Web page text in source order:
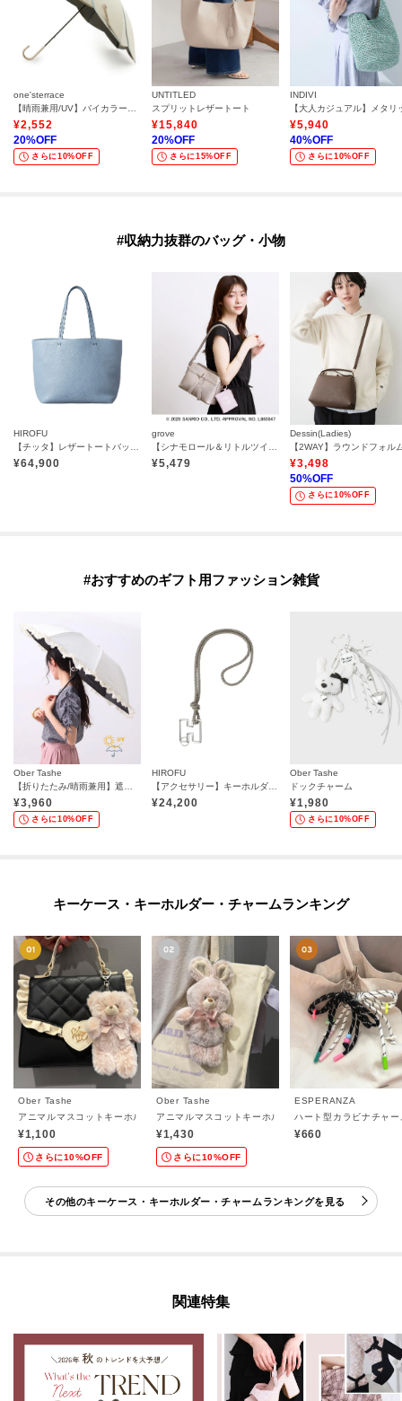
one'sterrace
¥2,552
20%OFF
さらに10%OFF
UNTITLED
スプリットレザートート
¥15,840
20%OFF
さらに15%OFF
INDIVI
¥5,940
40%OFF
さらに10%OFF
#収納力抜群のバッグ・小物
HIROFU
【チッタ】レザートートバッグ M B5サイズ 本革（商品番号：P25‐35551）
¥64,900
grove
【シナモロール＆リトルツインスターズ】リボンショルダー
¥5,479
Dessin(Ladies)
¥3,498
50%OFF
さらに10%OFF
#おすすめのギフト用ファッション雑貨
Ober Tashe
¥3,960
さらに10%OFF
HIROFU
¥24,200
Ober Tashe
ドックチャーム
¥1,980
さらに10%OFF
キーケース・キーホルダー・チャームランキング
Ober Tashe
アニマルマスコットキーホルダー
¥1,100
さらに10%OFF
Ober Tashe
アニマルマスコットキーホルダー大
¥1,430
さらに10%OFF
ESPERANZA
ハート型カラビナチャー
¥660
その他のキーケース・キーホルダー・チャームランキングを見る
関連特集